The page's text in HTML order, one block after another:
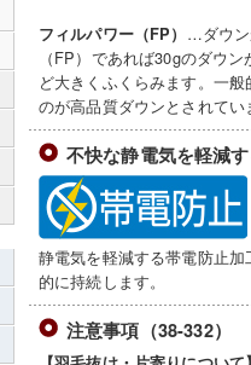
フィルパワー（FP） …ダウン
（FP）であれば30gのダウ
ど大きくふくらみます。一
のが高品質ダウンとされてい
不快な静電気を軽減
静電気を軽減する帯電防止
的に持続します。
注意事項（38-332）